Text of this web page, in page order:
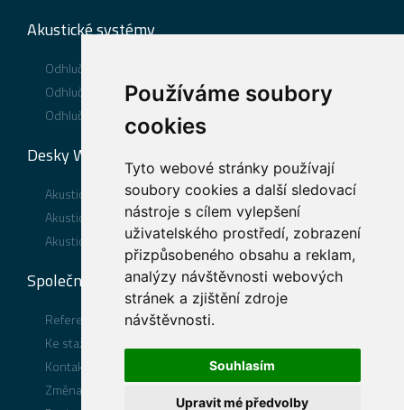
Používáme soubory
cookies
Tyto webové stránky používají
soubory cookies a další sledovací
nástroje s cílem vylepšení
uživatelského prostředí, zobrazení
přizpůsobeného obsahu a reklam,
analýzy návštěvnosti webových
stránek a zjištění zdroje
návštěvnosti.
Souhlasím
Upravit mé předvolby
Akustické systémy
Odhlučnění podlahy
Odhlučnění stěny
Odhlučnění stropu
Desky WOLF®
Akustické desky WOLF PhoneStar® TRI
Akustické desky WOLF PhoneStar® ST TRI
Akustické desky WOLF PhoneStar® TWIN
Společnost
Reference
Ke stažení
Kontakt
Změna nastavení souhlasu